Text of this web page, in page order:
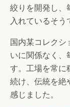
絞りを開発し、
入れているそう
国内某コレクシ
いに関係なく、
す。工場を常に
続け、伝統を絶
感じました。